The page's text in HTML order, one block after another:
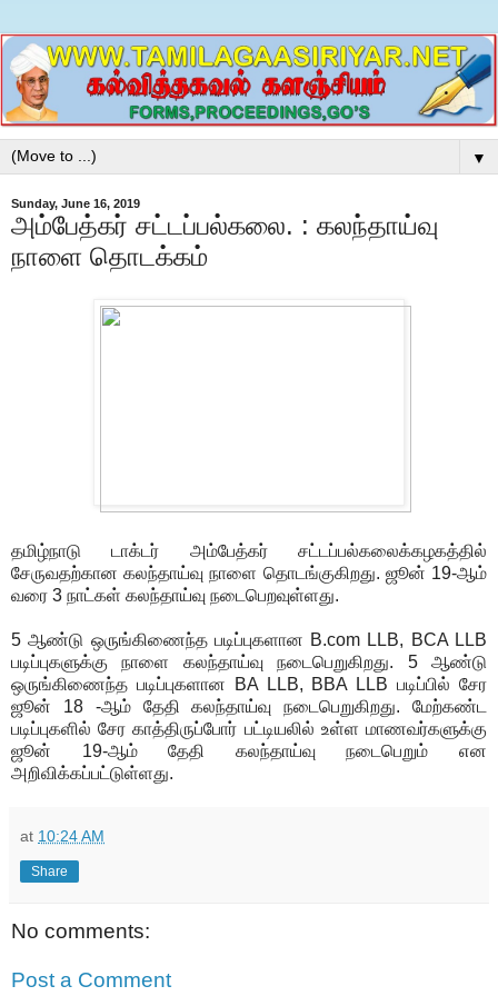
▼
Sunday, June 16, 2019
அம்பேத்கர் சட்டப்பல்கலை. : கலந்தாய்வு
நாளை தொடக்கம்
தமிழ்நாடு டாக்டர் அம்பேத்கர் சட்டப்பல்கலைக்கழகத்தில்
சேருவதற்கான கலந்தாய்வு நாளை தொடங்குகிறது. ஜூன் 19-ஆம்
வரை 3 நாட்கள் கலந்தாய்வு நடைபெறவுள்ளது.
5 ஆண்டு ஒருங்கிணைந்த படிப்புகளான B.com LLB, BCA LLB
படிப்புகளுக்கு நாளை கலந்தாய்வு நடைபெறுகிறது. 5 ஆண்டு
ஒருங்கிணைந்த படிப்புகளான BA LLB, BBA LLB படிப்பில் சேர
ஜூன் 18 -ஆம் தேதி கலந்தாய்வு நடைபெறுகிறது. மேற்கண்ட
படிப்புகளில் சேர காத்திருப்போர் பட்டியலில் உள்ள மாணவர்களுக்கு
ஜூன் 19-ஆம் தேதி கலந்தாய்வு நடைபெறும் என
அறிவிக்கப்பட்டுள்ளது.
at 10:24 AM
Share
No comments:
Post a Comment